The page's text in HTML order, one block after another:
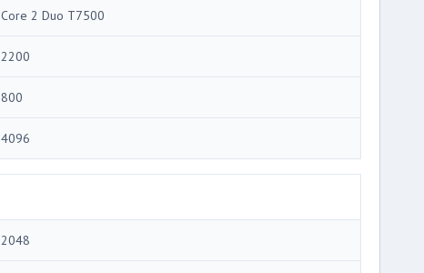
Core 2 Duo T7500
2200
800
4096
2048